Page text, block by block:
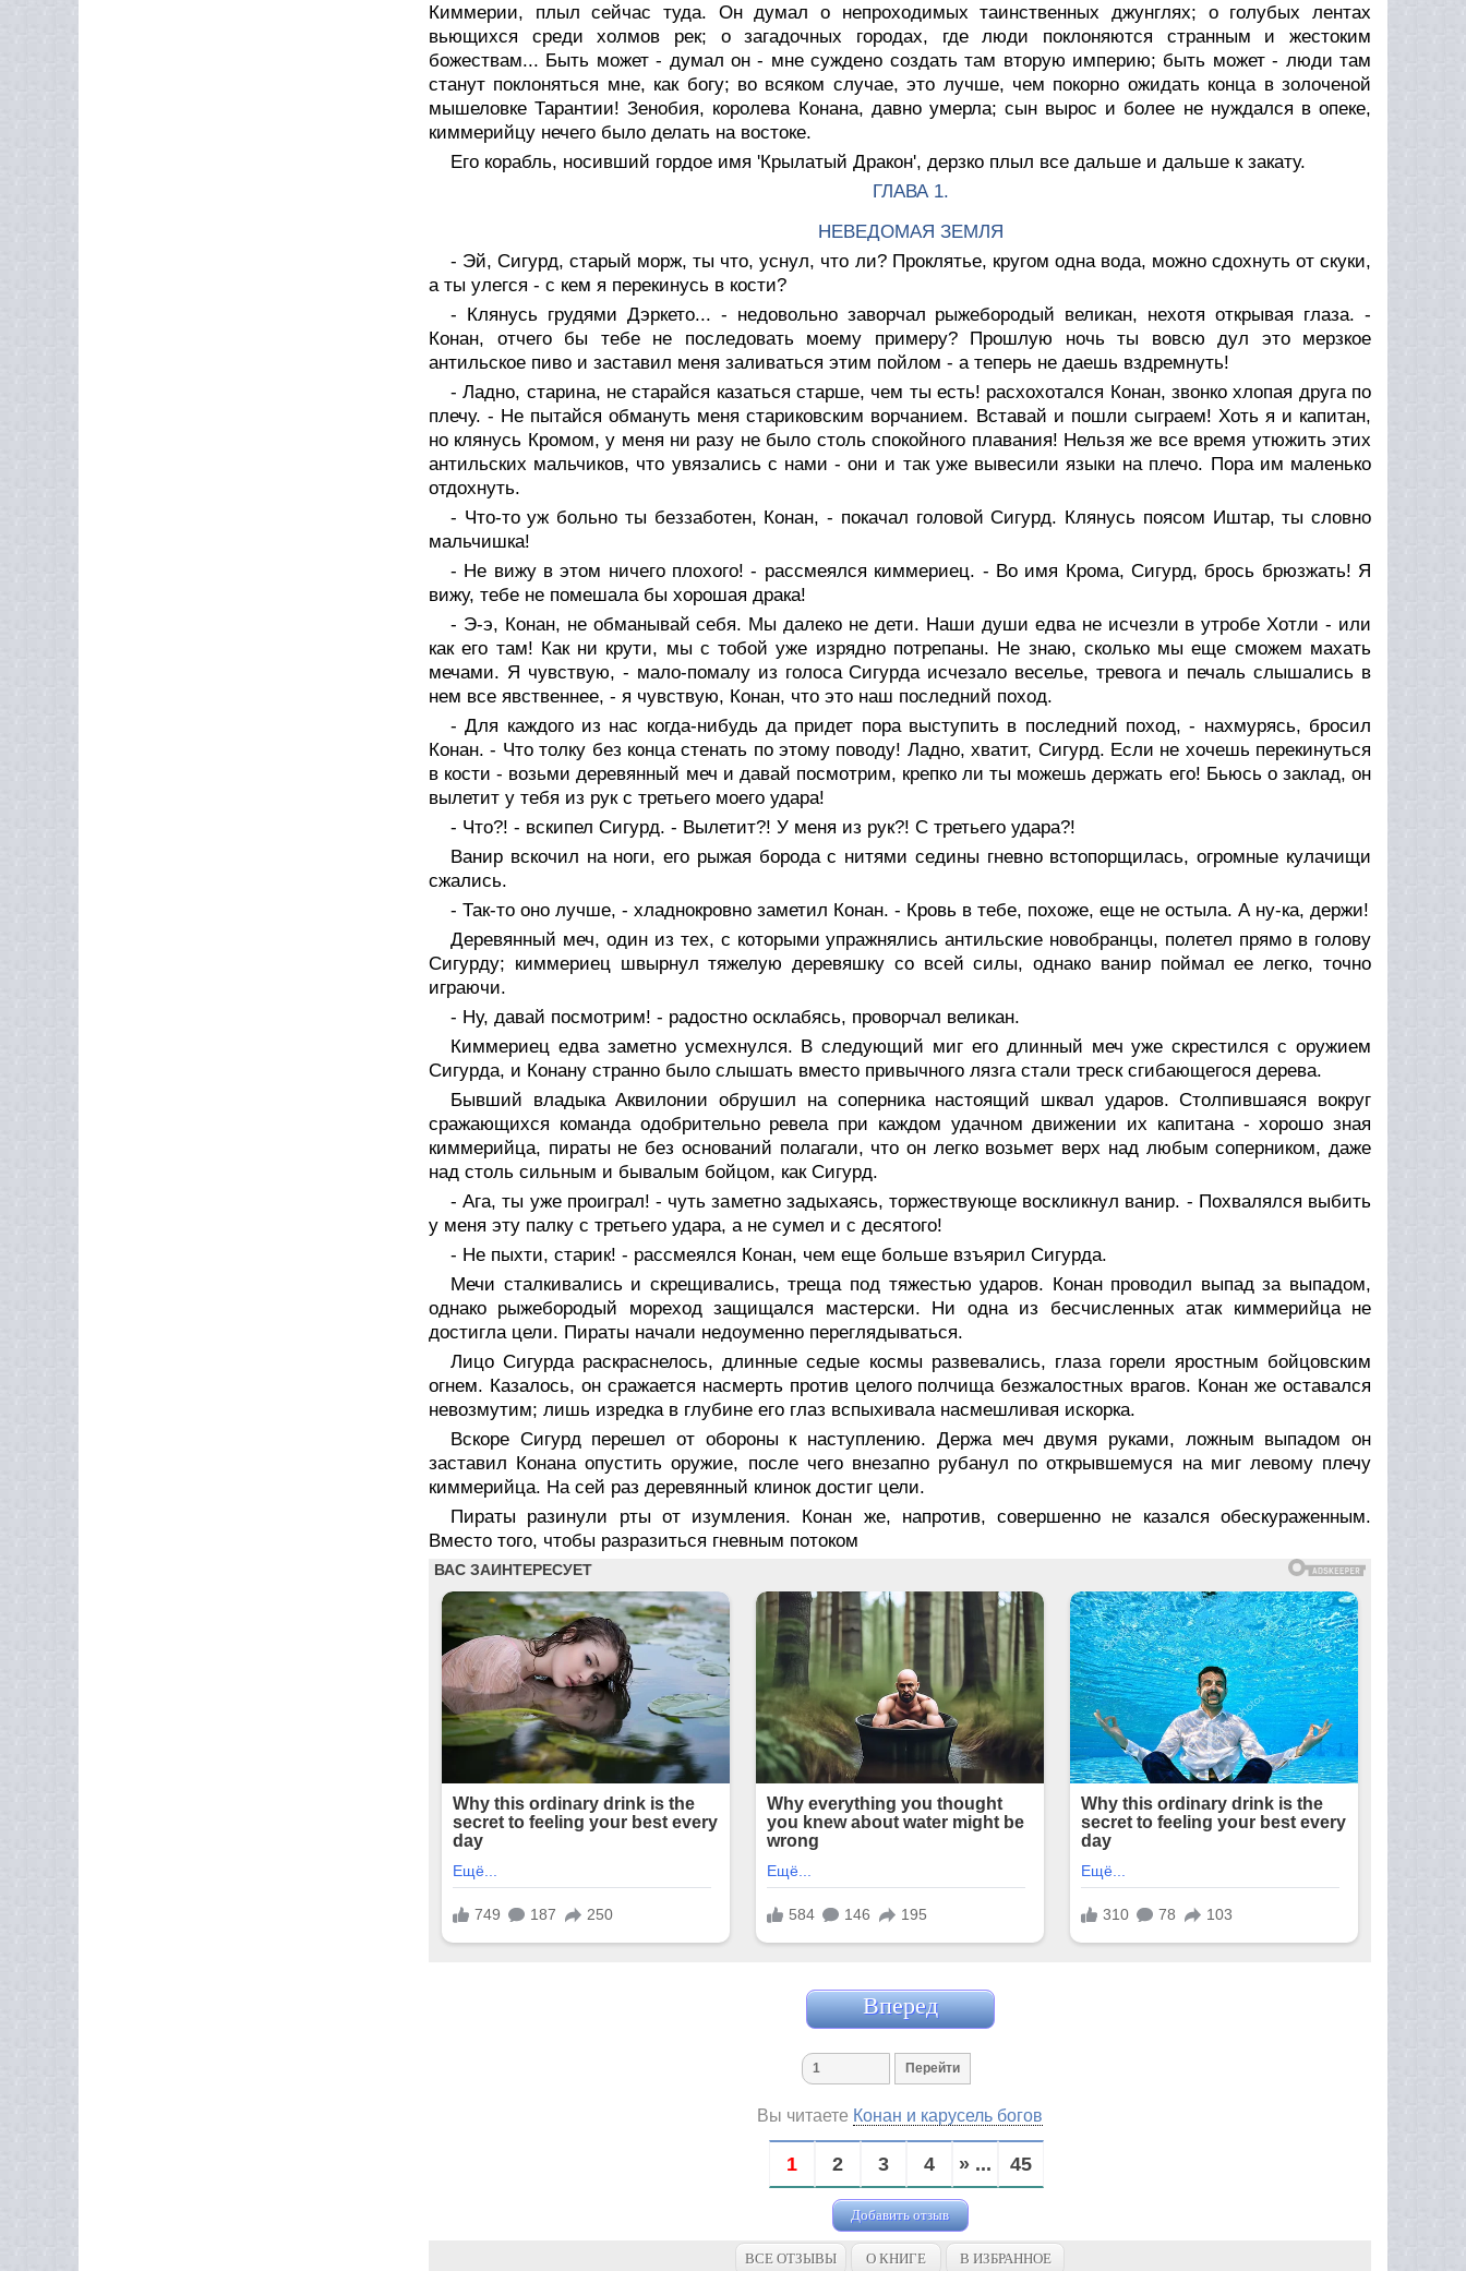
Киммерии, плыл сейчас туда. Он думал о непроходимых таинственных джунглях; о голубых лентах
вьющихся среди холмов рек; о загадочных городах, где люди поклоняются странным и жестоким
божествам... Быть может - думал он - мне суждено создать там вторую империю; быть может - люди там
станут поклоняться мне, как богу; во всяком случае, это лучше, чем покорно ожидать конца в золоченой
мышеловке Тарантии! Зенобия, королева Конана, давно умерла; сын вырос и более не нуждался в опеке,
киммерийцу нечего было делать на востоке.
Его корабль, носивший гордое имя 'Крылатый Дракон', дерзко плыл все дальше и дальше к закату.
ГЛАВА 1.
НЕВЕДОМАЯ ЗЕМЛЯ
- Эй, Сигурд, старый морж, ты что, уснул, что ли? Проклятье, кругом одна вода, можно сдохнуть от скуки,
а ты улегся - с кем я перекинусь в кости?
- Клянусь грудями Дэркето... - недовольно заворчал рыжебородый великан, нехотя открывая глаза. -
Конан, отчего бы тебе не последовать моему примеру? Прошлую ночь ты вовсю дул это мерзкое
антильское пиво и заставил меня заливаться этим пойлом - а теперь не даешь вздремнуть!
- Ладно, старина, не старайся казаться старше, чем ты есть! расхохотался Конан, звонко хлопая друга по
плечу. - Не пытайся обмануть меня стариковским ворчанием. Вставай и пошли сыграем! Хоть я и капитан,
но клянусь Кромом, у меня ни разу не было столь спокойного плавания! Нельзя же все время утюжить этих
антильских мальчиков, что увязались с нами - они и так уже вывесили языки на плечо. Пора им маленько
отдохнуть.
- Что-то уж больно ты беззаботен, Конан, - покачал головой Сигурд. Клянусь поясом Иштар, ты словно
мальчишка!
- Не вижу в этом ничего плохого! - рассмеялся киммериец. - Во имя Крома, Сигурд, брось брюзжать! Я
вижу, тебе не помешала бы хорошая драка!
- Э-э, Конан, не обманывай себя. Мы далеко не дети. Наши души едва не исчезли в утробе Хотли - или
как его там! Как ни крути, мы с тобой уже изрядно потрепаны. Не знаю, сколько мы еще сможем махать
мечами. Я чувствую, - мало-помалу из голоса Сигурда исчезало веселье, тревога и печаль слышались в
нем все явственнее, - я чувствую, Конан, что это наш последний поход.
- Для каждого из нас когда-нибудь да придет пора выступить в последний поход, - нахмурясь, бросил
Конан. - Что толку без конца стенать по этому поводу! Ладно, хватит, Сигурд. Если не хочешь перекинуться
в кости - возьми деревянный меч и давай посмотрим, крепко ли ты можешь держать его! Бьюсь о заклад, он
вылетит у тебя из рук с третьего моего удара!
- Что?! - вскипел Сигурд. - Вылетит?! У меня из рук?! С третьего удара?!
Ванир вскочил на ноги, его рыжая борода с нитями седины гневно встопорщилась, огромные кулачищи
сжались.
- Так-то оно лучше, - хладнокровно заметил Конан. - Кровь в тебе, похоже, еще не остыла. А ну-ка, держи!
Деревянный меч, один из тех, с которыми упражнялись антильские новобранцы, полетел прямо в голову
Сигурду; киммериец швырнул тяжелую деревяшку со всей силы, однако ванир поймал ее легко, точно
играючи.
- Ну, давай посмотрим! - радостно осклабясь, проворчал великан.
Киммериец едва заметно усмехнулся. В следующий миг его длинный меч уже скрестился с оружием
Сигурда, и Конану странно было слышать вместо привычного лязга стали треск сгибающегося дерева.
Бывший владыка Аквилонии обрушил на соперника настоящий шквал ударов. Столпившаяся вокруг
сражающихся команда одобрительно ревела при каждом удачном движении их капитана - хорошо зная
киммерийца, пираты не без оснований полагали, что он легко возьмет верх над любым соперником, даже
над столь сильным и бывалым бойцом, как Сигурд.
- Ага, ты уже проиграл! - чуть заметно задыхаясь, торжествующе воскликнул ванир. - Похвалялся выбить
у меня эту палку с третьего удара, а не сумел и с десятого!
- Не пыхти, старик! - рассмеялся Конан, чем еще больше взъярил Сигурда.
Мечи сталкивались и скрещивались, треща под тяжестью ударов. Конан проводил выпад за выпадом,
однако рыжебородый мореход защищался мастерски. Ни одна из бесчисленных атак киммерийца не
достигла цели. Пираты начали недоуменно переглядываться.
Лицо Сигурда раскраснелось, длинные седые космы развевались, глаза горели яростным бойцовским
огнем. Казалось, он сражается насмерть против целого полчища безжалостных врагов. Конан же оставался
невозмутим; лишь изредка в глубине его глаз вспыхивала насмешливая искорка.
Вскоре Сигурд перешел от обороны к наступлению. Держа меч двумя руками, ложным выпадом он
заставил Конана опустить оружие, после чего внезапно рубанул по открывшемуся на миг левому плечу
киммерийца. На сей раз деревянный клинок достиг цели.
Пираты разинули рты от изумления. Конан же, напротив, совершенно не казался обескураженным.
Вместо того, чтобы разразиться гневным потоком
Вперед
Вы читаете Конан и карусель богов
1 2 3 4 » ... 45
Добавить отзыв
ВСЕ ОТЗЫВЫ О КНИГЕ В ИЗБРАННОЕ